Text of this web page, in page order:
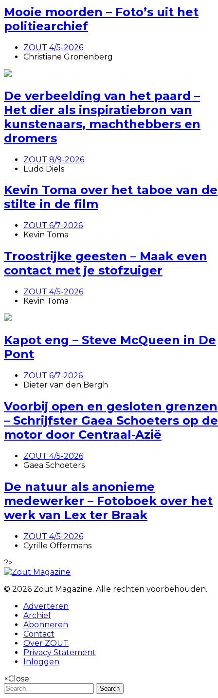
Mooie moorden – Foto’s uit het
politiearchief
ZOUT 4/5-2026
Christiane Gronenberg
De verbeelding van het paard –
Het dier als inspiratiebron van
kunstenaars, machthebbers en
dromers
ZOUT 8/9-2026
Ludo Diels
Kevin Toma over het taboe van de
stilte in de film
ZOUT 6/7-2026
Kevin Toma
Troostrijke geesten – Maak even
contact met je stofzuiger
ZOUT 4/5-2026
Kevin Toma
Kapot eng – Steve McQueen in De
Pont
ZOUT 6/7-2026
Dieter van den Bergh
Voorbij open en gesloten grenzen
– Schrijfster Gaea Schoeters op de
motor door Centraal-Azië
ZOUT 4/5-2026
Gaea Schoeters
De natuur als anonieme
medewerker – Fotoboek over het
werk van Lex ter Braak
ZOUT 4/5-2026
Cyrille Offermans
?>
© 2026 Zout Magazine. Alle rechten voorbehouden.
Adverteren
Archief
Abonneren
Contact
Over ZOUT
Privacy Statement
Inloggen
×Close
Search